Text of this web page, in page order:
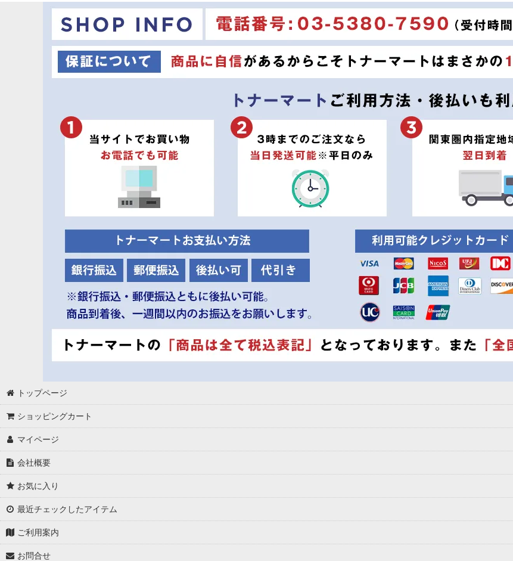
トップページ
ショッピングカート
マイページ
会社概要
お気に入り
最近チェックしたアイテム
ご利用案内
お問合せ